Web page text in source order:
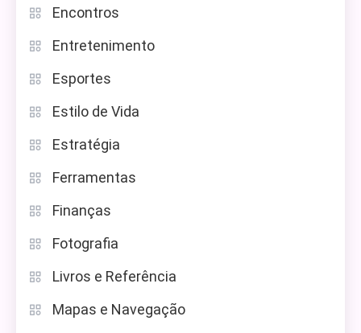
Encontros
Entretenimento
Esportes
Estilo de Vida
Estratégia
Ferramentas
Finanças
Fotografia
Livros e Referência
Mapas e Navegação